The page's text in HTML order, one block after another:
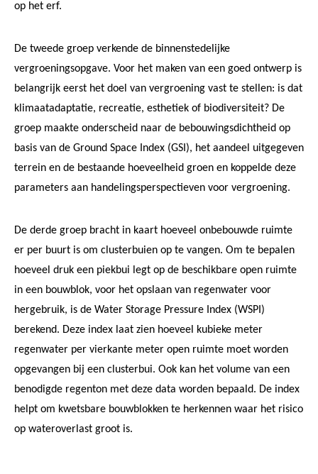
op het erf.
De tweede groep verkende de binnenstedelijke
vergroeningsopgave. Voor het maken van een goed ontwerp is
belangrijk eerst het doel van vergroening vast te stellen: is dat
klimaatadaptatie, recreatie, esthetiek of biodiversiteit? De
groep maakte onderscheid naar de bebouwingsdichtheid op
basis van de Ground Space Index (GSI), het aandeel uitgegeven
terrein en de bestaande hoeveelheid groen en koppelde deze
parameters aan handelingsperspectieven voor vergroening.
De derde groep bracht in kaart hoeveel onbebouwde ruimte
er per buurt is om clusterbuien op te vangen. Om te bepalen
hoeveel druk een piekbui legt op de beschikbare open ruimte
in een bouwblok, voor het opslaan van regenwater voor
hergebruik, is de Water Storage Pressure Index (WSPI)
berekend. Deze index laat zien hoeveel kubieke meter
regenwater per vierkante meter open ruimte moet worden
opgevangen bij een clusterbui. Ook kan het volume van een
benodigde regenton met deze data worden bepaald. De index
helpt om kwetsbare bouwblokken te herkennen waar het risico
op wateroverlast groot is.